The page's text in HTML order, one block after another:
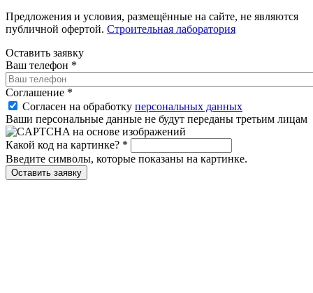
Предложения и условия, размещённые на сайте, не являются
публичной офертой. Строительная лаборатория
Оставить заявку
Ваш телефон *
Соглашение *
Согласен на обработку персональных данных
Ваши персональные данные не будут переданы третьим лицам
Какой код на картинке? *
Введите символы, которые показаны на картинке.